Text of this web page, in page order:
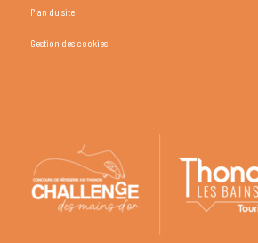
Plan du site
Gestion des cookies